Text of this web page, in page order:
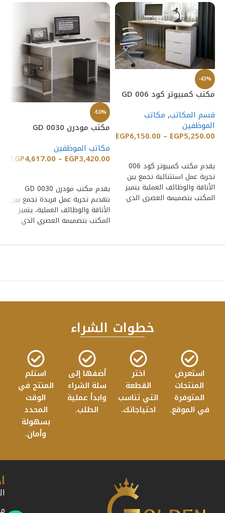
-43%
مكتب كمبيوتر كود GD 006
قسم المكاتب, مكاتب
الموظفين
EGP5,250.00
–
EGP6,150.00
يقدم مكتب كمبيوتر كود 006
تجربة عمل استثنائية تجمع بين
الأناقة والوظائف العملية يتميز
المكتب بتصميمه العصري الذي
-50%
مكتب مودرن GD 0030
مكاتب الموظفين
EGP3,420.00
–
EGP4,617.00
يقدم مكتب مودرن GD 0030
بتقديم تجربة عمل فريدة تجمع بين
الأناقة والوظائف العملية، يتميز
المكتب بتصميمه العصري الذي
خطوات الشراء
استعرض
المنتجات
المتوفرة
في الموقع.
اختر
القطعة
التي تناسب
احتياجاتك.
أضفها إلى
سلة الشراء
وابدأ عملية
الطلب.
استلم
المنتج في
الوقت
المحدد
بسهولة
وأمان.